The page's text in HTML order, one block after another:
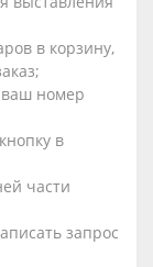
в корзину,
ваш номер
в
части
запрос